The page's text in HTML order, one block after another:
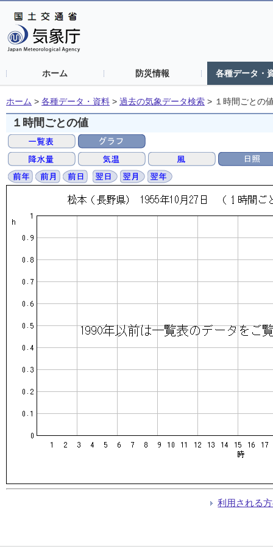
ホーム 防災情報 各種データ・
ホーム > 各種データ・資料 > 過去の気象データ検索 > １時間ごとの
１時間ごとの値
利用される